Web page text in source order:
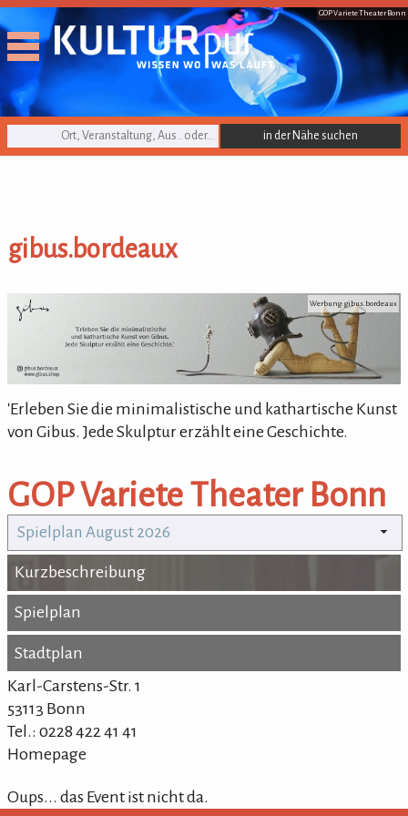
GOP Variete Theater Bonn
KULTURpur Suche
gibus.bordeaux
gibus.bordeaux Werbung: gibus.bordeaux
'Erleben Sie die minimalistische und kathartische Kunst
von Gibus. Jede Skulptur erzählt eine Geschichte.
GOP Variete Theater Bonn
Spielplan August 2026
Kurzbeschreibung
Kurzbeschreibung
Spielplan
Spielplan
Stadtplan
Stadtplan
Karl-Carstens-Str. 1
53113 Bonn
Tel.: 0228 422 41 41
Homepage
Oups... das Event ist nicht da.